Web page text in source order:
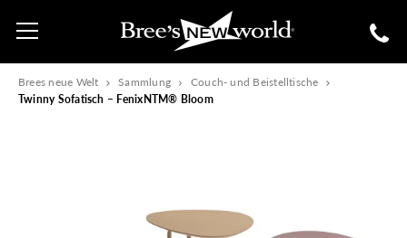
Brees neue Welt Sammlung
Couch- und Beistelltische
Twinny Sofatisch – FenixNTM® Bloom